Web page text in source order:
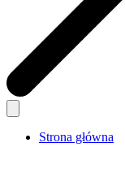
Strona główna